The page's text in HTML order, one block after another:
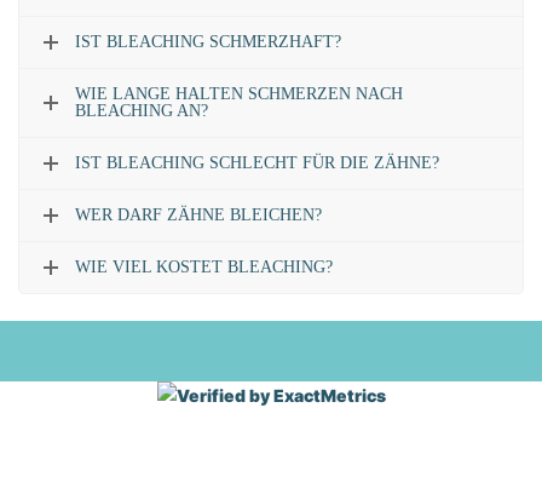
IST BLEACHING SCHMERZHAFT?
WIE LANGE HALTEN SCHMERZEN NACH
BLEACHING AN?
IST BLEACHING SCHLECHT FÜR DIE ZÄHNE?
WER DARF ZÄHNE BLEICHEN?
WIE VIEL KOSTET BLEACHING?